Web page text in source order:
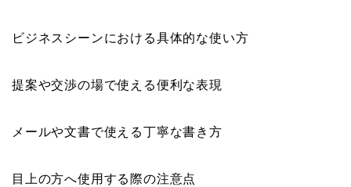
ビジネスシーンにおける具体的な使い方
提案や交渉の場で使える便利な表現
メールや文書で使える丁寧な書き方
目上の方へ使用する際の注意点